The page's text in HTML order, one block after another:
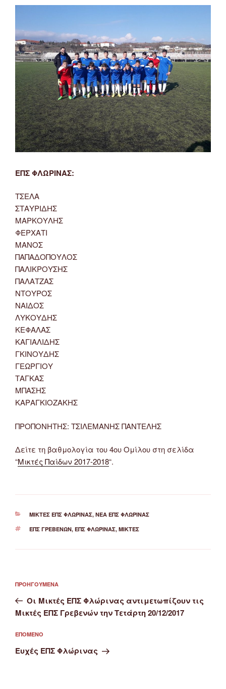
ΕΠΣ ΦΛΩΡΙΝΑΣ:
ΤΣΕΛΑ
ΣΤΑΥΡΙΔΗΣ
ΜΑΡΚΟΥΛΗΣ
ΦΕΡΧΑΤΙ
ΜΑΝΟΣ
ΠΑΠΑΔΟΠΟΥΛΟΣ
ΠΑΛΙΚΡΟΥΣΗΣ
ΠΑΛΑΤΖΑΣ
ΝΤΟΥΡΟΣ
ΝΑΙΔΟΣ
ΛΥΚΟΥΔΗΣ
ΚΕΦΑΛΑΣ
ΚΑΓΙΑΛΙΔΗΣ
ΓΚΙΝΟΥΔΗΣ
ΓΕΩΡΓΙΟΥ
ΤΑΓΚΑΣ
ΜΠΑΣΗΣ
ΚΑΡΑΓΚΙΟΖΑΚΗΣ
ΠΡΟΠΟΝΗΤΗΣ: ΤΣΙΛΕΜΑΝΗΣ ΠΑΝΤΕΛΗΣ
Δείτε τη βαθμολογία του 4ου Ομίλου στη σελίδα
“Μικτές Παίδων 2017-2018“.
ΚΑΤΗΓΟΡΊΕΣ
ΜΙΚΤΈΣ ΕΠΣ ΦΛΏΡΙΝΑΣ, ΝΈΑ ΕΠΣ ΦΛΏΡΙΝΑΣ
ΕΤΙΚΈΤΕΣ
ΕΠΣ ΓΡΕΒΕΝΏΝ, ΕΠΣ ΦΛΏΡΙΝΑΣ, ΜΙΚΤΈΣ
άρθρων
Προηγούμενο
άρθρο
ΠΡΟΗΓΟΎΜΕΝΑ
Οι Μικτές ΕΠΣ Φλώρινας αντιμετωπίζουν τις
Μικτές ΕΠΣ Γρεβενών την Τετάρτη 20/12/2017
Επόμενο
άρθρο
ΕΠΌΜΕΝΟ
Ευχές ΕΠΣ Φλώρινας